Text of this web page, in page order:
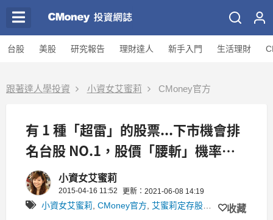
台股 美股 研究報告 理財達人 新手入門 生活理財
跟著達人學投資 小資女艾蜜莉 CMoney官方
有 1 種「超雷」的股票...下市機會排
名台股 NO.1，股價「腰斬」機率是
其它股票的「 5 倍」！
小資女艾蜜莉
2015-04-16 11:52 更新：2021-06-08 14:19
小資女艾蜜莉 CMoney官方 艾蜜莉定存股 艾蜜莉投資入門
收藏